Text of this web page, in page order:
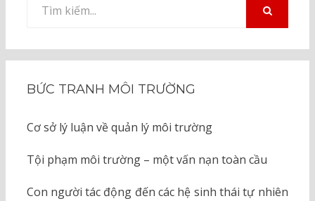
kiếm
BỨC TRANH MÔI TRƯỜNG
Cơ sở lý luận về quản lý môi trường
Tội phạm môi trường – một vấn nạn toàn cầu
Con người tác động đến các hệ sinh thái tự nhiên